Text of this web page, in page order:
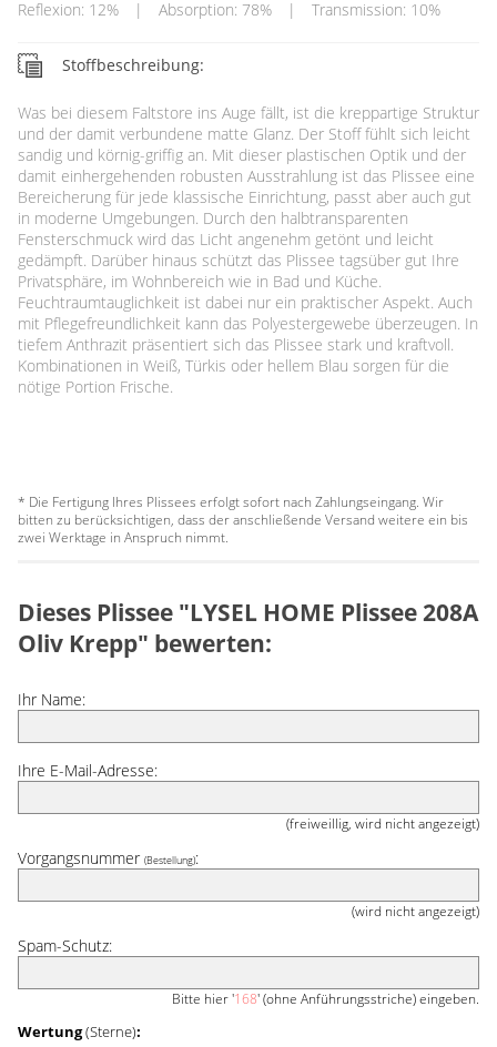
Reflexion: 12% | Absorption: 78% | Transmission: 10%
Stoffbeschreibung:
Was bei diesem Faltstore ins Auge fällt, ist die kreppartige Struktur
und der damit verbundene matte Glanz. Der Stoff fühlt sich leicht
sandig und körnig-griffig an. Mit dieser plastischen Optik und der
damit einhergehenden robusten Ausstrahlung ist das Plissee eine
Bereicherung für jede klassische Einrichtung, passt aber auch gut
in moderne Umgebungen. Durch den halbtransparenten
Fensterschmuck wird das Licht angenehm getönt und leicht
gedämpft. Darüber hinaus schützt das Plissee tagsüber gut Ihre
Privatsphäre, im Wohnbereich wie in Bad und Küche.
Feuchtraumtauglichkeit ist dabei nur ein praktischer Aspekt. Auch
mit Pflegefreundlichkeit kann das Polyestergewebe überzeugen. In
tiefem Anthrazit präsentiert sich das Plissee stark und kraftvoll.
Kombinationen in Weiß, Türkis oder hellem Blau sorgen für die
nötige Portion Frische.
* Die Fertigung Ihres Plissees erfolgt sofort nach Zahlungseingang. Wir
bitten zu berücksichtigen, dass der anschließende Versand weitere ein bis
zwei Werktage in Anspruch nimmt.
Dieses Plissee "LYSEL HOME Plissee 208A
Oliv Krepp" bewerten:
Ihr Name:
Ihre E-Mail-Adresse:
(freiweillig, wird nicht angezeigt)
Vorgangsnummer (Bestellung):
(wird nicht angezeigt)
Spam-Schutz:
Bitte hier '168' (ohne Anführungsstriche) eingeben.
Wertung(Sterne):